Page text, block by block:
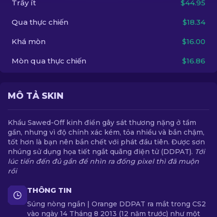
VI
Trầy ít $44.95
Qua thực chiến $18.34
Khá mòn $16.00
Mòn qua thực chiến $16.86
MÔ TẢ SKIN
Khẩu Sawed-Off kinh điển gây sát thương nặng ở tầm
gần, nhưng vì độ chính xác kém, tỏa nhiều và bắn chậm,
tốt hơn là bạn nên bắn chết với phát đầu tiên. Được sơn
nhúng sử dụng họa tiết ngắt quãng điện tử (DDPAT). Tới
lúc tiến đến đủ gần để nhìn ra đống pixel thì đã muộn
rồi
THÔNG TIN
Súng nòng ngắn | Orange DDPAT ra mắt trong CS2
vào ngày 14 Tháng 8 2013 (12 năm trước) như một